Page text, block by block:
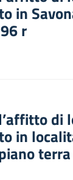
in
r
di
in